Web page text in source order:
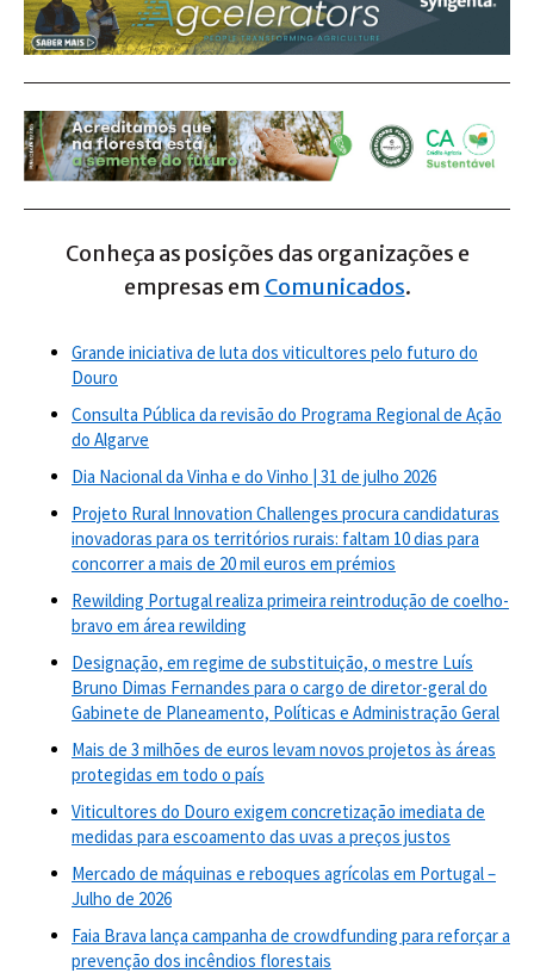
Conheça as posições das organizações e
empresas em Comunicados.
Grande iniciativa de luta dos viticultores pelo futuro do
Douro
Consulta Pública da revisão do Programa Regional de Ação
do Algarve
Dia Nacional da Vinha e do Vinho | 31 de julho 2026
Projeto Rural Innovation Challenges procura candidaturas
inovadoras para os territórios rurais: faltam 10 dias para
concorrer a mais de 20 mil euros em prémios
Rewilding Portugal realiza primeira reintrodução de coelho-
bravo em área rewilding
Designação, em regime de substituição, o mestre Luís
Bruno Dimas Fernandes para o cargo de diretor-geral do
Gabinete de Planeamento, Políticas e Administração Geral
Mais de 3 milhões de euros levam novos projetos às áreas
protegidas em todo o país
Viticultores do Douro exigem concretização imediata de
medidas para escoamento das uvas a preços justos
Mercado de máquinas e reboques agrícolas em Portugal –
Julho de 2026
Faia Brava lança campanha de crowdfunding para reforçar a
prevenção dos incêndios florestais